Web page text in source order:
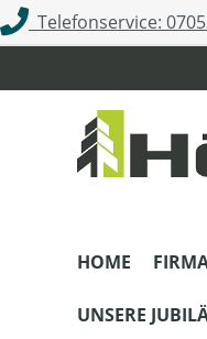
Hauptinhalt springen
Zur Suche springen
Zur Hauptnavigation
Telefonservice:
HOME
UNSERE